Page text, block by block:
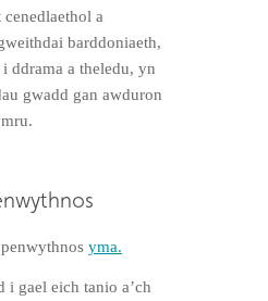
a
barddoniaeth,
ddrama a theledu, yn
gwadd gan awduron
yma.
i gael eich tanio a’ch